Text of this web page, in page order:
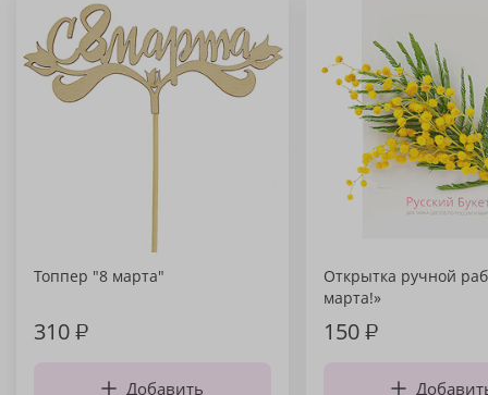
Топпер "8 марта"
310₽
Добавить
Открытка ручной
марта!»
150₽